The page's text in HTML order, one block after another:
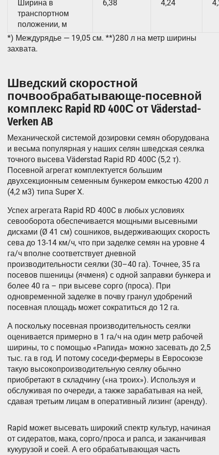
Ширина в
транспортном
положении, м
6,38 4,24
*) Междурядье — 19,05 см. **)280 л на метр ширины
захвата.
Шведский скоростной
почвообрабатывающе-посевной
комплекс Rapid RD 400С от Väderstad-
Verken AB
Механической системой дозировки семян оборудована
и весьма популярная у наших селян шведская сеялка
точного высева Väderstad Rapid RD 400C (5,2 т).
Посевной агрегат комплектуется большим
двухсекционным семенным бункером емкостью 4200 л
(4,2 м3) типа Super X.
Успех агрегата Rapid RD 400C в любых условиях
севооборота обеспечивается мощными высевными
дисками (Ø 41 см) сошников, выдерживающих скорость
сева до 13-14 км/ч, что при заделке семян на уровне 4
га/ч вполне соответствует дневной
производительности сеялки (30–40 га). Точнее, 35 га
посевов пшеницы (ячменя) с одной заправки бункера и
более 40 га – при высеве сорго (проса). При
одновременной заделке в почву гранул удобрений
посевная площадь может сократиться до 12 га.
А поскольку посевная производительность сеялки
оценивается примерно в 1 га/ч на один метр рабочей
ширины, то с помощью «Рапида» можно засевать до 2,5
тыс. га в год. И потому соседи-фермеры в Евросоюзе
такую высокопроизводительную сеялку обычно
приобретают в складчину («на троих»). Используя и
обслуживая по очереди, а также зарабатывая на ней,
сдавая третьим лицам в оперативный лизинг (аренду).
Rapid может высевать широкий спектр культур, начиная
от сидератов, мака, сорго/проса и рапса, и заканчивая
кукурузой и соей. А его обрабатывающая часть